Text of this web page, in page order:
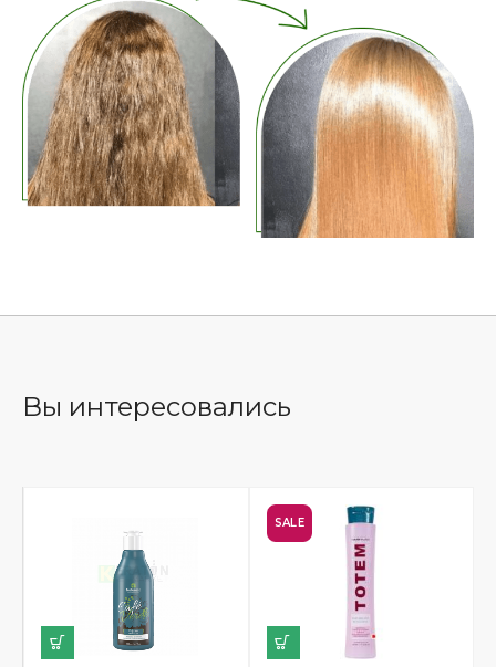
Вы интересовались
SALE